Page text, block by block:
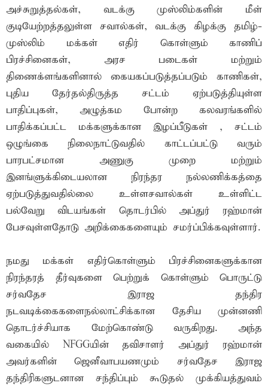
அச்சுறுத்தல்கள், வடக்கு முஸ்லிம்களின் மீள்
குடியேற்றத்தலுள்ள சவால்கள், வடக்கு கிழக்கு தமிழ்-
முஸ்லிம் மக்கள் எதிர் கொள்ளும் காணிப்
பிரச்சினைகள், அரச படைகள் மற்றும்
திணைக்ளங்களினால் கையகப்படுத்தப்படும் காணிகள்,
புதிய தேர்தல்திருத்த சட்டம் ஏற்படுத்தியுள்ள
பாதிப்புகள், அழுத்கம போன்ற கலவரங்களில்
பாதிக்கப்பட்ட மக்களுக்கான இழப்பீடுகள் , சட்டம்
ஒழுங்கை நிலைநாட்டுவதில் காட்டப்பட்டு வரும்
பாரபட்சமான அணுகு முறை மற்றும்
இனங்ளுக்கிடையலான நிரந்தர நல்லணிக்கத்தை
ஏற்படுத்துவதில்லை உள்ளசவால்கள் உள்ளிட்ட
பல்வேறு விடயங்கள் தொடர்பில் அப்துர் ரஹ்மான்
பேசவுள்ளதோடு அறிக்கைகளையும் சமர்ப்பிக்கவுள்ளார்.
நமது மக்கள் எதிர்கொள்ளும் பிரச்சினைகளுக்கான
நிரந்தரத் தீர்வுகளை பெற்றுக் கொள்ளும் பொருட்டு
சர்வதேச இராஜ தந்திர
நடவடிக்கைகளைநல்லாட்சிக்கான தேசிய முன்னணி
தொடர்ச்சியாக மேற்கொண்டு வருகிறது. அந்த
வகையில் NFGGயின் தவிசாளர் அப்துர் ரஹ்மான்
அவர்களின் ஜெனீவாபயணமும் சர்வதேச இராஜ
தந்திரிகளுடனான சந்திப்பும் கூடுதல் முக்கியத்துவம்